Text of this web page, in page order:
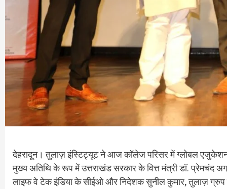
देहरादून। तुलाज़ इंस्टिट्यूट ने आज कॉलेज परिसर में ग्लोबल
मुख्य अतिथि के रूप में उत्तराखंड सरकार के वित्त मंत्री डॉ. प्रेमचंद
लाइफ वे टेक इंडिया के सीईओ और निदेशक सुनील कुमार, तुलाज़ ग्रुप के